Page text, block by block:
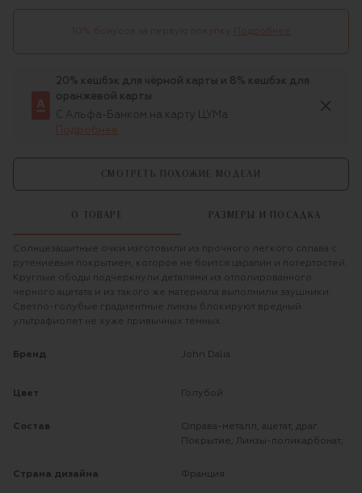
10% бонусов за первую покупку Подробнее
20% кешбэк для чёрной карты и 8% кешбэк для
оранжевой карты
С Альфа-Банком на карту ЦУМа
Подробнее
СМОТРЕТЬ ПОХОЖИЕ МОДЕЛИ
О ТОВАРЕ РАЗМЕРЫ И ПОСАДКА
Солнцезащитные очки изготовили из прочного легкого сплава с
рутениевым покрытием, которое не боится царапин и потертостей.
Круглые ободы подчеркнули деталями из отполированного
черного ацетата и из такого же материала выполнили заушники.
Светло-голубые градиентные линзы блокируют вредный
ультрафиолет не хуже привычных темных.
Бренд John Dalia
Цвет Голубой
Состав
Оправа-металл, ацетат, драг.
Покрытие; Линзы-поликарбонат;
Страна дизайна Франция